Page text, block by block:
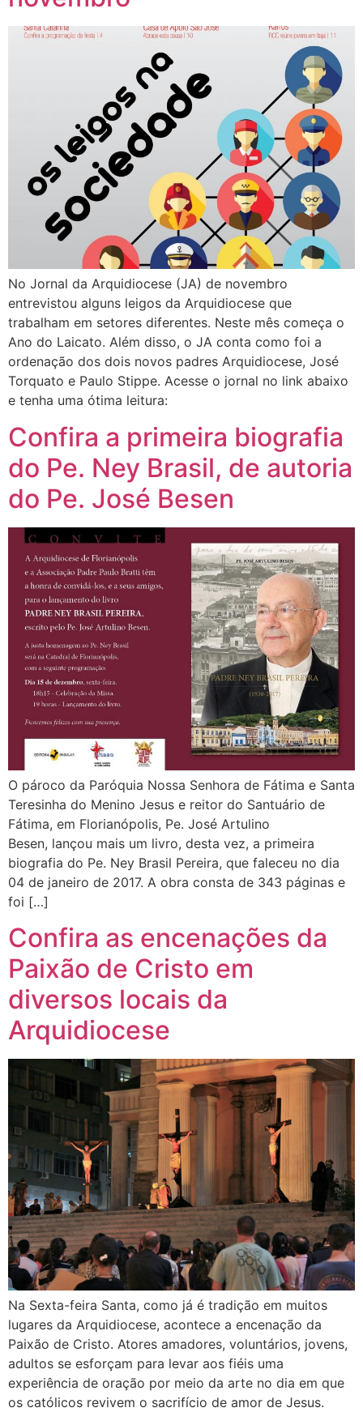
No Jornal da Arquidiocese (JA) de novembro
entrevistou alguns leigos da Arquidiocese que
trabalham em setores diferentes. Neste mês começa o
Ano do Laicato. Além disso, o JA conta como foi a
ordenação dos dois novos padres Arquidiocese, José
Torquato e Paulo Stippe. Acesse o jornal no link abaixo
e tenha uma ótima leitura:
Confira a primeira biografia
do Pe. Ney Brasil, de autoria
do Pe. José Besen
O pároco da Paróquia Nossa Senhora de Fátima e Santa
Teresinha do Menino Jesus e reitor do Santuário de
Fátima, em Florianópolis, Pe. José Artulino
Besen, lançou mais um livro, desta vez, a primeira
biografia do Pe. Ney Brasil Pereira, que faleceu no dia
04 de janeiro de 2017. A obra consta de 343 páginas e
foi […]
Confira as encenações da
Paixão de Cristo em
diversos locais da
Arquidiocese
Na Sexta-feira Santa, como já é tradição em muitos
lugares da Arquidiocese, acontece a encenação da
Paixão de Cristo. Atores amadores, voluntários, jovens,
adultos se esforçam para levar aos fiéis uma
experiência de oração por meio da arte no dia em que
os católicos revivem o sacrifício de amor de Jesus.